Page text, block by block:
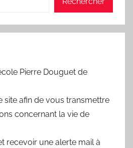
Pierre Douguet de
site afin de vous transmettre
concernant la vie de
recevoir une alerte mail à